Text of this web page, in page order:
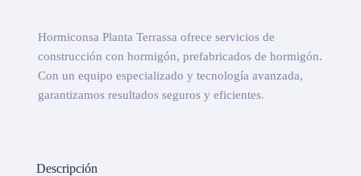
Hormiconsa Planta Terrassa ofrece servicios de
construcción con hormigón, prefabricados de hormigón.
Con un equipo especializado y tecnología avanzada,
garantizamos resultados seguros y eficientes.
Descripción